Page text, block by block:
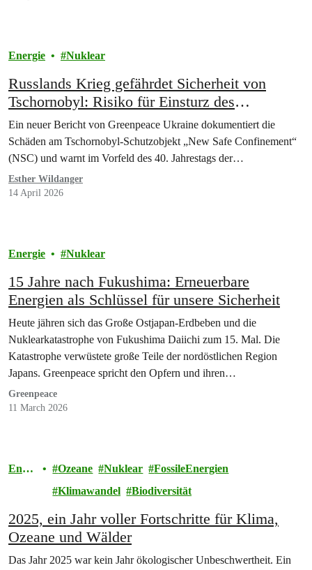
Energie Nuklear
Russlands Krieg gefährdet Sicherheit von
Tschornobyl: Risiko für Einsturz des
Sarkophags
Ein neuer Bericht von Greenpeace Ukraine dokumentiert die
Schäden am Tschornobyl-Schutzobjekt „New Safe Confinement“
(NSC) und warnt im Vorfeld des 40. Jahrestags der…
Esther Wildanger
14 April 2026
Energie Nuklear
15 Jahre nach Fukushima: Erneuerbare
Energien als Schlüssel für unsere Sicherheit
Heute jähren sich das Große Ostjapan-Erdbeben und die
Nuklearkatastrophe von Fukushima Daiichi zum 15. Mal. Die
Katastrophe verwüstete große Teile der nordöstlichen Region
Japans. Greenpeace spricht den Opfern und ihren…
Greenpeace
11 March 2026
Ener
Ozeane Nuklear
FossileEnergien
Klimawandel
Biodiversität
2025, ein Jahr voller Fortschritte für Klima,
Ozeane und Wälder
Das Jahr 2025 war kein Jahr ökologischer Unbeschwertheit. Ein